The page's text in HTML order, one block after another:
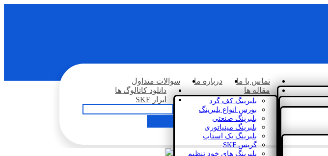
تماس با ما درباره ما
سوالات متداول
مقاله ها
بلبرینگ کف گرد
بورس انواع بلبرینگ
بلبرینگ صنعتی
بلبرینگ مینیاتوری
بلبرینگ بک استاپ
گریس SKF
بلبرینگ های خود تنظیم
دانلود کاتالوگ ها
ابزار SKF